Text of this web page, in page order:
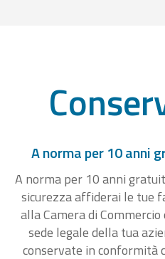
A norma per 10 anni
A norma per 10 anni
sicurezza affiderai le tue
alla Camera di
sede legale della tua
conservate in conformità